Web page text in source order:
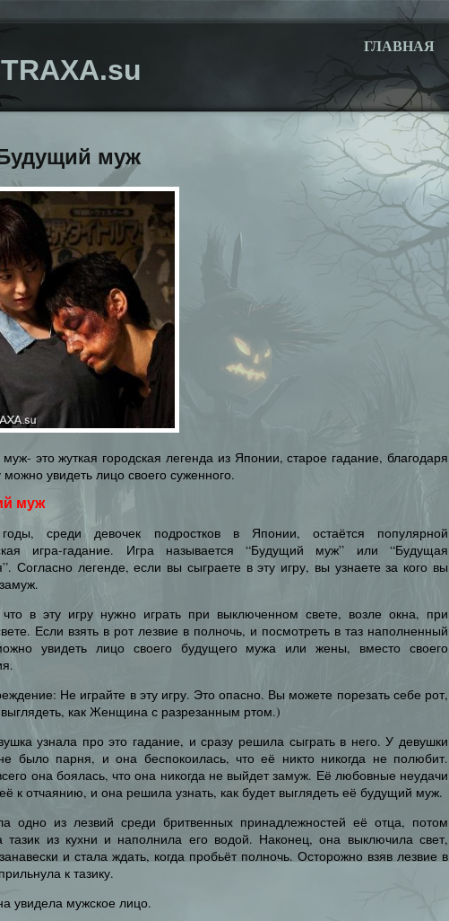
ГЛАВНАЯ
муж
это жуткая городская легенда из Японии, старое гадание, благодаря
можно увидеть лицо своего суженного.
муж
среди девочек подростков в Японии, остаётся популярной
игра-гадание. Игра называется “Будущий муж” или “Будущая
Согласно легенде, если вы сыграете в эту игру, вы узнаете за кого вы
что в эту игру нужно играть при выключенном свете, возле окна, при
Если взять в рот лезвие в полночь, и посмотреть в таз наполненный
увидеть лицо своего будущего мужа или жены, вместо своего
Не играйте в эту игру. Это опасно. Вы можете порезать себе рот,
как Женщина с разрезанным ртом.)
узнала про это гадание, и сразу решила сыграть в него. У девушки
было парня, и она беспокоилась, что её никто никогда не полюбит.
она боялась, что она никогда не выйдет замуж. Её любовные неудачи
к отчаянию, и она решила узнать, как будет выглядеть её будущий муж.
одно из лезвий среди бритвенных принадлежностей её отца, потом
тазик из кухни и наполнила его водой. Наконец, она выключила свет,
и стала ждать, когда пробьёт полночь. Осторожно взяв лезвие в
к тазику.
увидела мужское лицо.